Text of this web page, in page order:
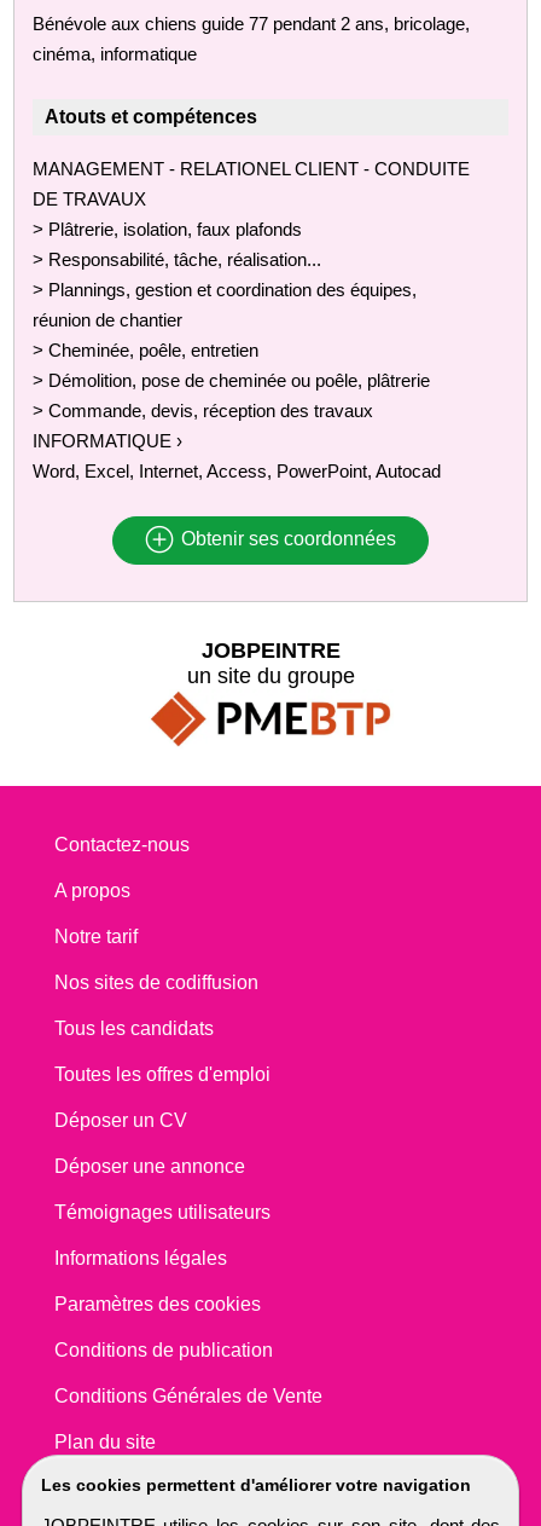
Bénévole aux chiens guide 77 pendant 2 ans, bricolage,
cinéma, informatique
Atouts et compétences
MANAGEMENT - RELATIONEL CLIENT - CONDUITE
DE TRAVAUX
> Plâtrerie, isolation, faux plafonds
> Responsabilité, tâche, réalisation...
> Plannings, gestion et coordination des équipes,
réunion de chantier
> Cheminée, poêle, entretien
> Démolition, pose de cheminée ou poêle, plâtrerie
> Commande, devis, réception des travaux
INFORMATIQUE ›
Word, Excel, Internet, Access, PowerPoint, Autocad
Obtenir ses coordonnées
Les cookies permettent d'améliorer votre navigation
JOBPEINTRE
un site du groupe
Contactez-nous
A propos
Notre tarif
Nos sites de codiffusion
Tous les candidats
Toutes les offres d'emploi
Déposer un CV
Déposer une annonce
Témoignages utilisateurs
Informations légales
Paramètres des cookies
Conditions de publication
Conditions Générales de Vente
Plan du site